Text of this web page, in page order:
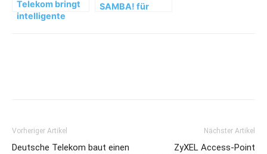
Telekom bringt
intelligente
SAMBA! für
Vorheriger Artikel
Deutsche Telekom baut einen
Nächster Artikel
ZyXEL Access-Point